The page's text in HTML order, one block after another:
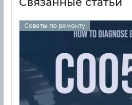
Советы по ремонту